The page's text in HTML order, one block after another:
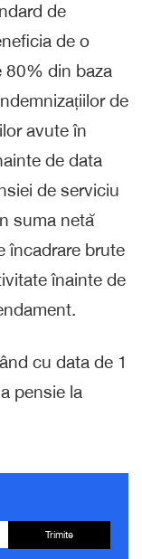
de
de o
80% din baza
de
avute în
de data
de serviciu
suma netă
încadrare brute
înainte de
cu data de 1
pensie la
Trimite